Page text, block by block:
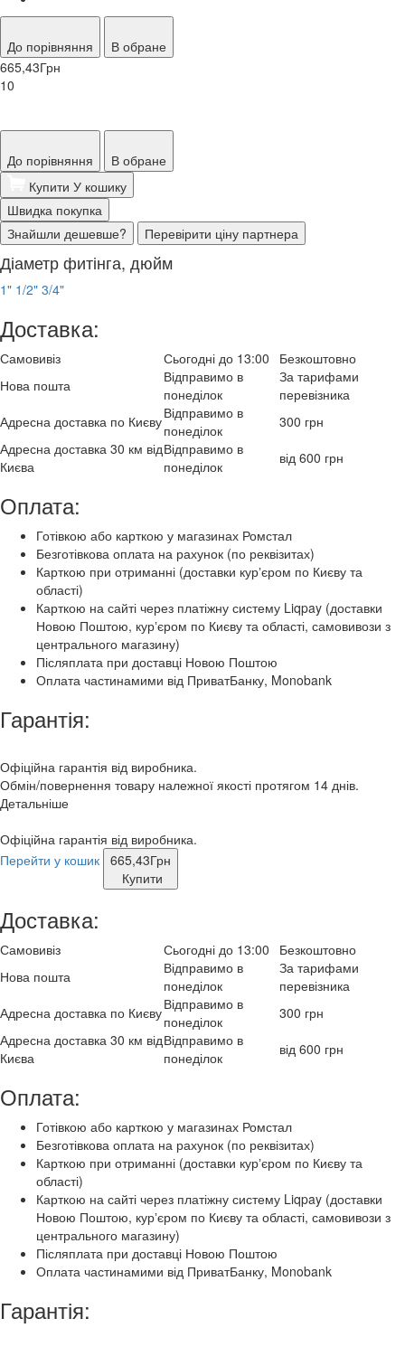
До порівняння
В обране
665,43Грн
10
До порівняння
В обране
Купити У кошику
Швидка покупка
Знайшли дешевше?
Перевірити ціну партнера
Діаметр фитінга, дюйм
1" 1/2" 3/4"
Доставка:
Самовивіз Сьогодні до 13:00
Безкоштовно
Нова пошта
Відправимо в
понеділок
За тарифами
перевізника
Адресна доставка по КиєвуВідправимо в
понеділок
300 грн
Адресна доставка 30 км від
Києва
Відправимо в
понеділок
від 600 грн
Оплата:
Готівкою або карткою у магазинах Ромстал
Безготівкова оплата на рахунок (по реквізитах)
Карткою при отриманні (доставки курʼєром по Києву та
області)
Карткою на сайті через платіжну систему Liqpay (доставки
Новою Поштою, курʼєром по Києву та області, самовивози з
центрального магазину)
Післяплата при доставці Новою Поштою
Оплата частинамими від ПриватБанку, Monobank
Гарантія:
Офіційна гарантія від виробника.
Обмін/повернення товару належної якості протягом 14 днів.
Детальніше
Офіційна гарантія від виробника.
Перейти у кошик 665,43Грн
Купити
Доставка:
Самовивіз Сьогодні до 13:00
Безкоштовно
Нова пошта
Відправимо в
понеділок
За тарифами
перевізника
Адресна доставка по КиєвуВідправимо в
понеділок
300 грн
Адресна доставка 30 км від
Києва
Відправимо в
понеділок
від 600 грн
Оплата:
Готівкою або карткою у магазинах Ромстал
Безготівкова оплата на рахунок (по реквізитах)
Карткою при отриманні (доставки курʼєром по Києву та
області)
Карткою на сайті через платіжну систему Liqpay (доставки
Новою Поштою, курʼєром по Києву та області, самовивози з
центрального магазину)
Післяплата при доставці Новою Поштою
Оплата частинамими від ПриватБанку, Monobank
Гарантія: